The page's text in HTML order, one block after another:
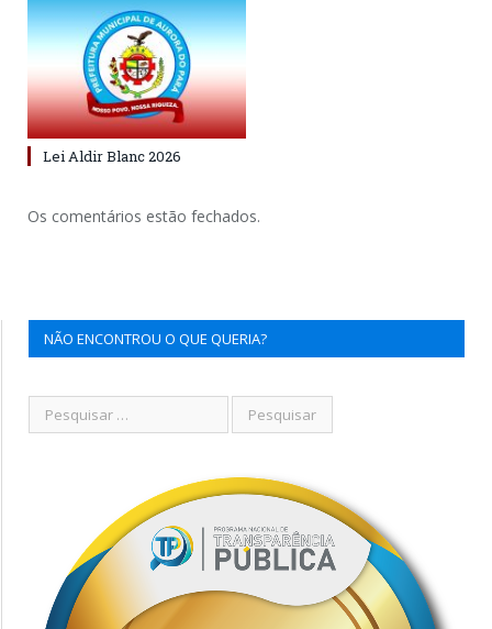
Lei Aldir Blanc 2026
Os comentários estão fechados.
NÃO ENCONTROU O QUE QUERIA?